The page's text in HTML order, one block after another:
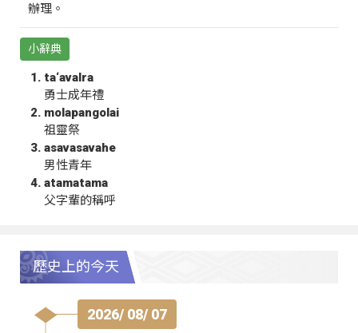
辦理。
小辭典
ta‘avalra
勇士成年禮
molapangolai
祖靈祭
asavasavahe
男性青年
atamatama
父字輩的稱呼
歷史上的今天
2026/ 08/ 07